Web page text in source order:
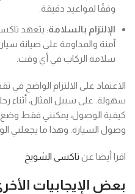
وفقًا لمواعيد دقيقة.
الإلتزام بالسلامة: يتعهد
آمنة والمداومة على صيانة
سلامة الركاب في أي وقت.
الاعتماد على الالتزام الواضح في
سهولة. على سبيل المثال، أثناء
كيفية الوصول، يمكنني فقط
وصول السيارة. وهذا ما يجعلني
اقرا أيضا عن تاكسى الشويخ
بعض الإيجابيات